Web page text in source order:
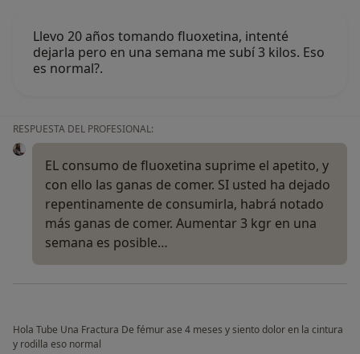
Llevo 20 años tomando fluoxetina, intenté
dejarla pero en una semana me subí 3 kilos. Eso
es normal?.
RESPUESTA DEL PROFESIONAL:
EL consumo de fluoxetina suprime el apetito, y
con ello las ganas de comer. SI usted ha dejado
repentinamente de consumirla, habrá notado
más ganas de comer. Aumentar 3 kgr en una
semana es posible…
Hola Tube Una Fractura De fémur ase 4 meses y siento dolor en la cintura
y rodilla eso normal